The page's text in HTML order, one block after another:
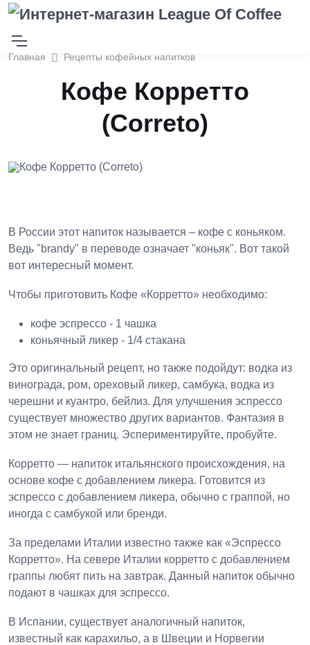
Главная Рецепты кофейных напитков
Кофе Корретто
(Correto)
В России этот напиток называется – кофе с коньяком.
Ведь "brandy" в переводе означает "коньяк". Вот такой
вот интересный момент.
Чтобы приготовить Кофе «Корретто» необходимо:
кофе эспрессо - 1 чашка
коньячный ликер - 1/4 стакана
Это оригинальный рецепт, но также подойдут: водка из
винограда, ром, ореховый ликер, самбука, водка из
черешни и куантро, бейлиз. Для улучшения эспрессо
существует множество других вариантов. Фантазия в
этом не знает границ. Эспериментируйте, пробуйте.
Корретто — напиток итальянского происхождения, на
основе кофе с добавлением ликера. Готовится из
эспрессо с добавлением ликера, обычно с граппой, но
иногда с самбукой или бренди.
За пределами Италии известно также как «Эспрессо
Корретто». На севере Италии корретто с добавлением
граппы любят пить на завтрак. Данный напиток обычно
подают в чашках для эспрессо.
В Испании, существует аналогичный напиток,
известный как карахильо, а в Швеции и Норвегии